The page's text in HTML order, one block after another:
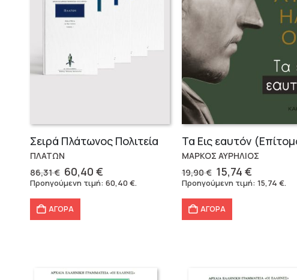
Σειρά Πλάτωνος Πολιτεία
ΠΛΑΤΩΝ
86,31€ Original
price
86,31 €.
60,40€
τρέχουσα
Προηγούμενη τιμή: 60,40€.
ΑΓΟΡΑ
ΜΑΡΚΟΣ ΑΥΡΗΛΙΟΣ
19,90€ Original
price
19,90 €.
15,74 €Η
τρέχουσα
Προηγούμενη τιμή: 15,74 €.
ΑΓΟΡΑ